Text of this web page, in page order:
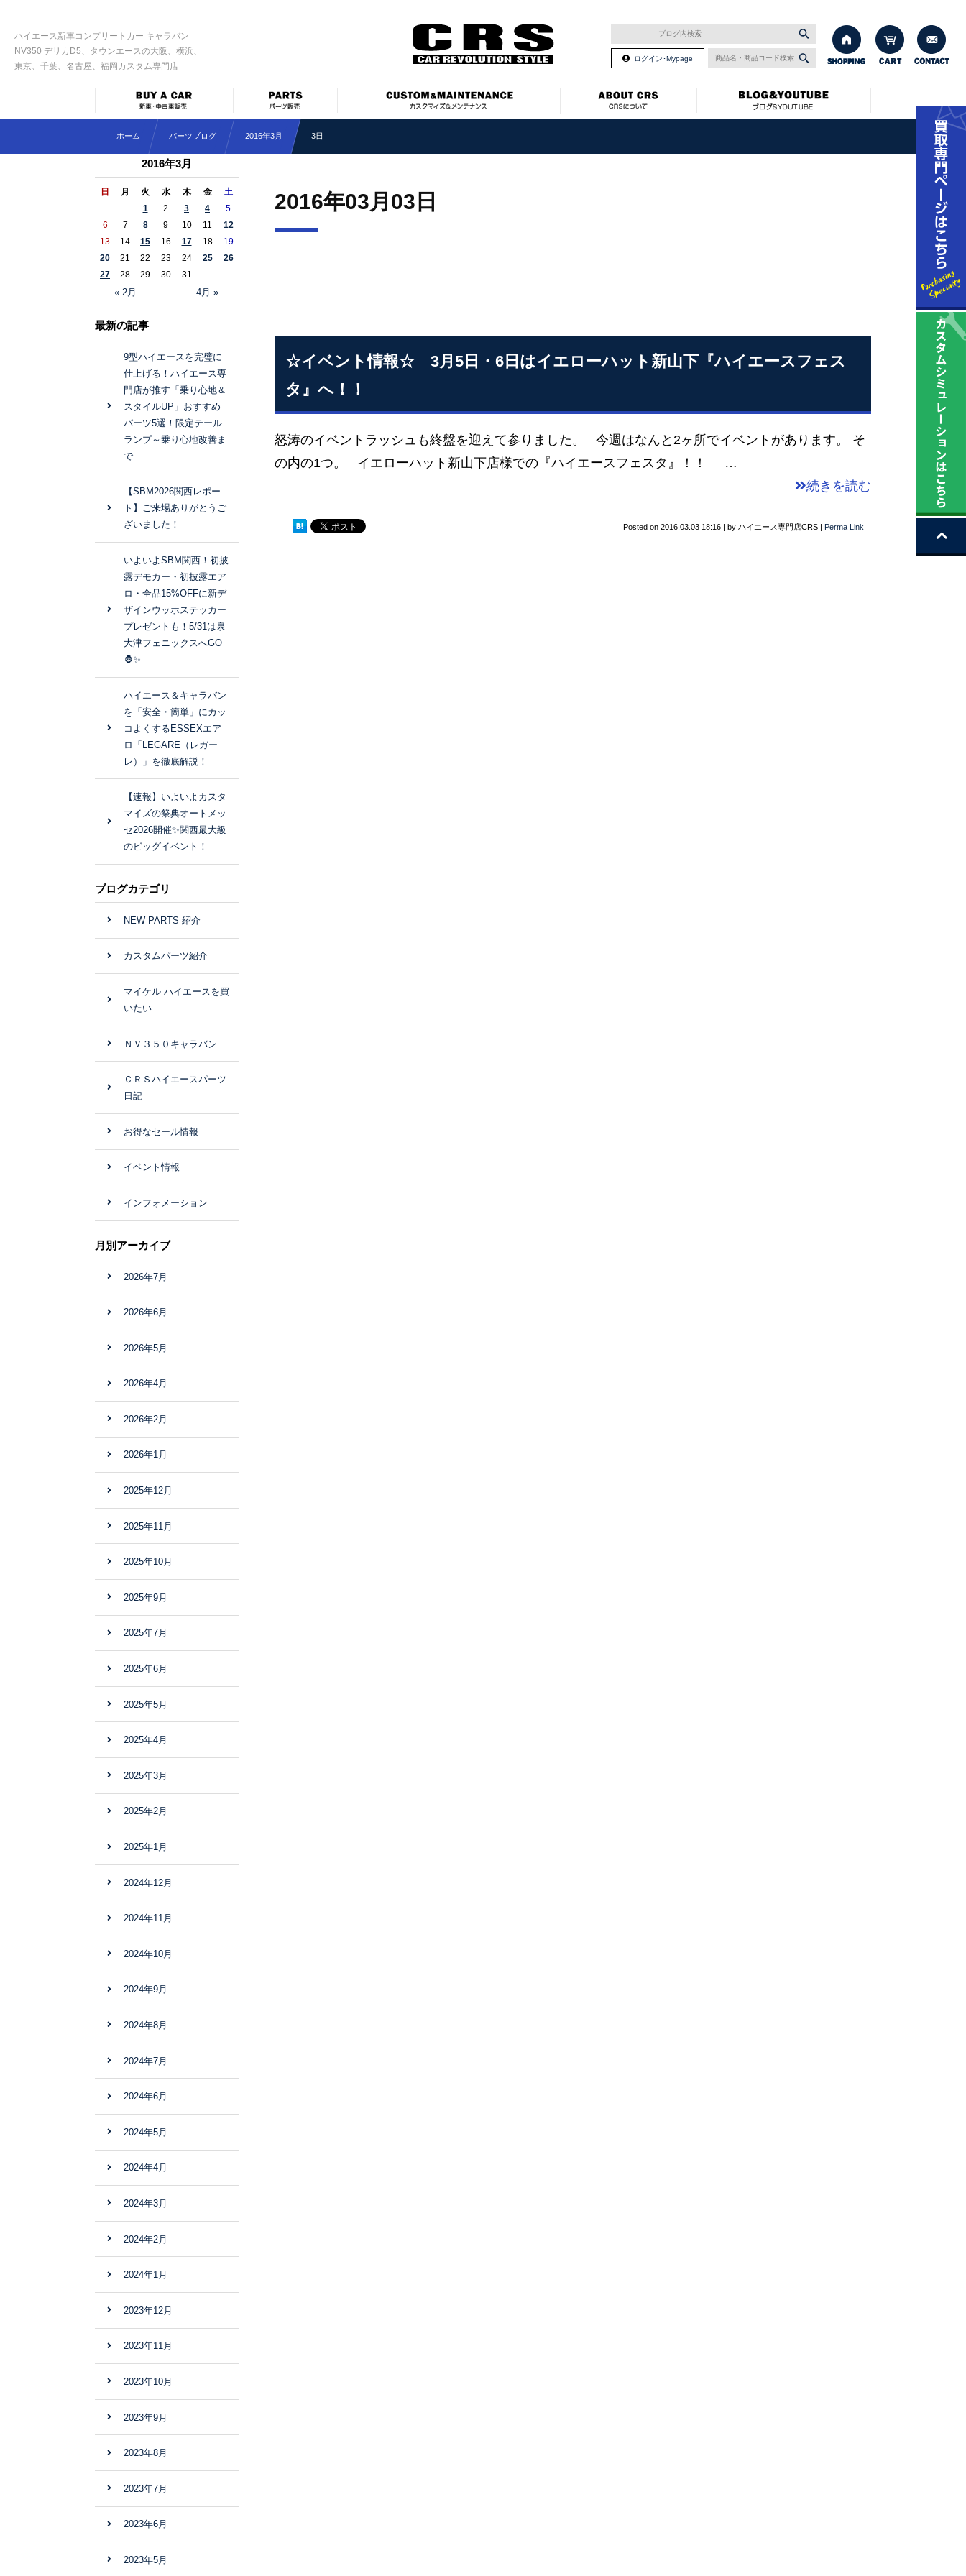
ハイエース新車コンプリートカー キャラバン
NV350 デリカD5、タウンエースの大阪、横浜、
東京、千葉、名古屋、福岡カスタム専門店
ログイン･Mypage
ホーム パーツブログ 2016年3月 3日
2016年03月03日
☆イベント情報☆ 3月5日・6日はイエローハット新山下『ハイエースフェス
タ』へ！！
怒涛のイベントラッシュも終盤を迎えて参りました。 今週はなんと2ヶ所でイベントがあります。 そ
の内の1つ。 イエローハット新山下店様での『ハイエースフェスタ』！！ …
続きを読む
Posted on 2016.03.03 18:16 | by ハイエース専門店CRS | Perma Link
2016年3月
日 月 火 水 木 金 土
« 2月 4月 »
1 2 3 4
5
6
7 8 9 10 11
12
13
14 15 16 17 18
19
20
21 22 23 24 25
26
27
28 29 30 31
最新の記事
9型ハイエースを完璧に
仕上げる！ハイエース専
門店が推す「乗り心地＆
スタイルUP」おすすめ
パーツ5選！限定テール
ランプ～乗り心地改善ま
で
【SBM2026関西レポー
ト】ご来場ありがとうご
ざいました！
いよいよSBM関西！初披
露デモカー・初披露エア
ロ・全品15%OFFに新デ
ザインウッホステッカー
プレゼントも！5/31は泉
大津フェニックスへGO
🦍✨
ハイエース＆キャラバン
を「安全・簡単」にカッ
コよくするESSEXエア
ロ「LEGARE（レガー
レ）」を徹底解説！
【速報】いよいよカスタ
マイズの祭典オートメッ
セ2026開催✨関西最大級
のビッグイベント！
ブログカテゴリ
NEW PARTS 紹介
カスタムパーツ紹介
マイケル ハイエースを買
いたい
ＮＶ３５０キャラバン
ＣＲＳハイエースパーツ
日記
お得なセール情報
イベント情報
インフォメーション
月別アーカイブ
2026年7月
2026年6月
2026年5月
2026年4月
2026年2月
2026年1月
2025年12月
2025年11月
2025年10月
2025年9月
2025年7月
2025年6月
2025年5月
2025年4月
2025年3月
2025年2月
2025年1月
2024年12月
2024年11月
2024年10月
2024年9月
2024年8月
2024年7月
2024年6月
2024年5月
2024年4月
2024年3月
2024年2月
2024年1月
2023年12月
2023年11月
2023年10月
2023年9月
2023年8月
2023年7月
2023年6月
2023年5月